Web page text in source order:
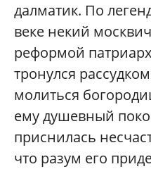
далматик. По
веке некий
реформой
тронулся
молиться
ему душевный
приснилась
что разум его